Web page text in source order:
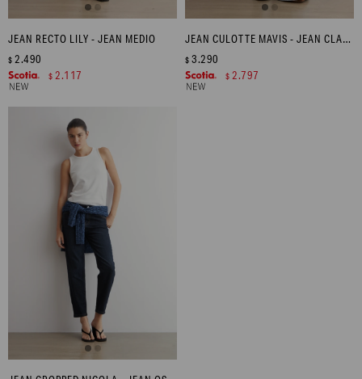
JEAN RECTO LILY - JEAN MEDIO
$ 2.490
$ 2.117
JEAN CULOTTE MAVIS - JEAN CLARO
$ 3.290
$ 2.797